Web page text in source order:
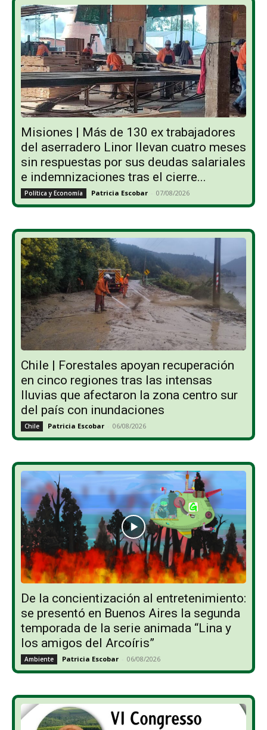
Misiones | Más de 130 ex trabajadores
del aserradero Linor llevan cuatro meses
sin respuestas por sus deudas salariales
e indemnizaciones tras el cierre...
Política y Economía Patricia Escobar - 07/08/2026
Chile | Forestales apoyan recuperación
en cinco regiones tras las intensas
lluvias que afectaron la zona centro sur
del país con inundaciones
Chile Patricia Escobar - 06/08/2026
De la concientización al entretenimiento:
se presentó en Buenos Aires la segunda
temporada de la serie animada “Lina y
los amigos del Arcoíris”
Ambiente Patricia Escobar - 06/08/2026